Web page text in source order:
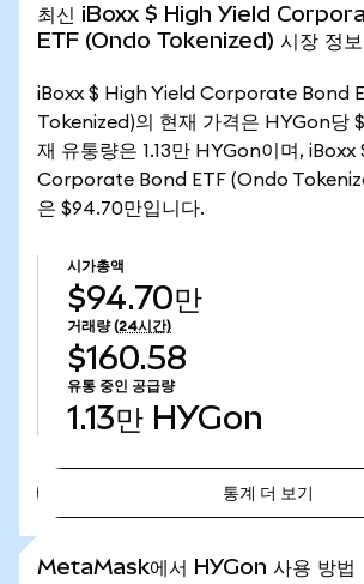
최신 iBoxx $ High Yield
ETF (Ondo Tokenized) 시장 정보
iBoxx $ High Yield Corporate Bond
Tokenized)의 현재 가격은 HYGon당
재 유통량은 1.13만 HYGon이며, iBoxx
Corporate Bond ETF (Ondo
은 $94.70만입니다.
시가총액
$94.70만
거래량 (24시간)
$160.58
유통 중인 공급량
1.13만 HYGon
통계 더 보기
MetaMask에서 HYGon 사용 방법